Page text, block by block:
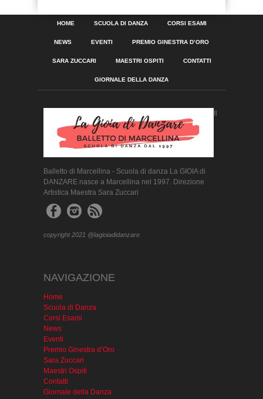
HOME SCUOLA DI DANZA CORSI ESAMI
NEWS EVENTI PREMIO GINESTRA D’ORO
SARA ZUCCARI MAESTRI OSPITI CONTATTI
GIORNALE DELLA DANZA
Balletto di Marcellina - Scuola di danza La GIOIA di
DANZARE nasce a Marcellina nel 1997. Direzione
Artistica Maestra Sara Zuccari
copyright 2021 @lagioiadidanzare
NAVIGAZIONE
Home
Scuola di Danza
Corsi Esami
News
Eventi
Premio Ginestra d’Oro
Sara Zuccari
Maestri Ospiti
Contatti
Giornale della Danza